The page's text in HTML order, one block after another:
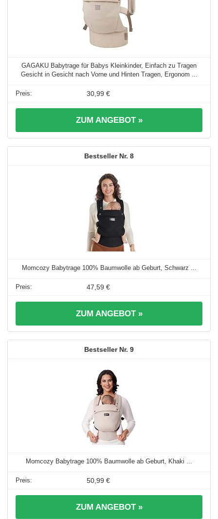
GAGAKU Babytrage für Babys Kleinkinder, Einfach zu Tragen
Gesicht in Gesicht nach Vorne und Hinten Tragen, Ergonom ...
30,99 €
ZUM ANGEBOT »
8
Momcozy Babytrage 100% Baumwolle ab Geburt, Schwarz ...
47,59 €
ZUM ANGEBOT »
9
Momcozy Babytrage 100% Baumwolle ab Geburt, Khaki ...
50,99 €
ZUM ANGEBOT »